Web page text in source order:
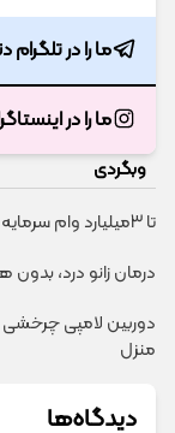
ما را در تلگرام
ما را در
وبگردی
تا 3میلیارد وام سرمایه در گردش فروشندگان => فروشگاهت رو ثبت کن
درمان زانو درد،
منزل
دیدگاه‌ها